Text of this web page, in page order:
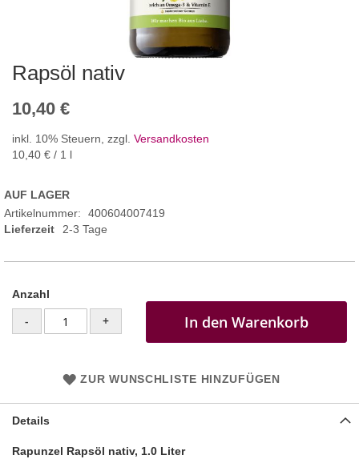
Rapsöl nativ
10,40 €
inkl. 10% Steuern, zzgl. Versandkosten
10,40 € / 1 l
AUF LAGER
Artikelnummer
400604007419
Lieferzeit
2-3 Tage
Anzahl
- + In den Warenkorb
ZUR WUNSCHLISTE HINZUFÜGEN
Details
Rapunzel Rapsöl nativ, 1.0 Liter